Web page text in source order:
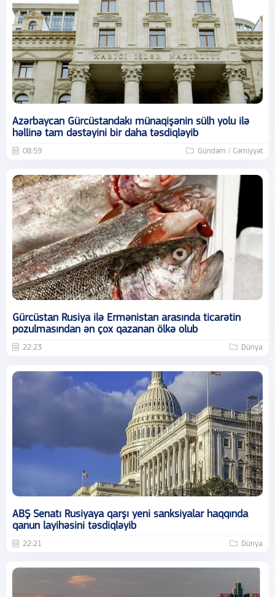
Azərbaycan Gürcüstandakı münaqişənin sülh yolu ilə
həllinə tam dəstəyini bir daha təsdiqləyib
08:59 Gündəm / Cəmiyyət
Gürcüstan Rusiya ilə Ermənistan arasında ticarətin
pozulmasından ən çox qazanan ölkə olub
22:23 Dünya
ABŞ Senatı Rusiyaya qarşı yeni sanksiyalar haqqında
qanun layihəsini təsdiqləyib
22:21 Dünya